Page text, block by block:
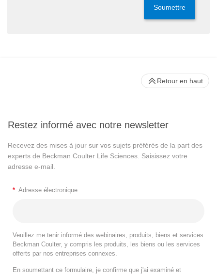
Soumettre
Restez informé avec notre newsletter
Recevez des mises à jour sur vos sujets préférés de la part des
experts de Beckman Coulter Life Sciences. Saisissez votre
adresse e-mail.
* Adresse électronique
Veuillez me tenir informé des webinaires, produits, biens et services
Beckman Coulter, y compris les produits, les biens ou les services
offerts par nos entreprises connexes.
En soumettant ce formulaire, je confirme que j'ai examiné et
Retour en haut